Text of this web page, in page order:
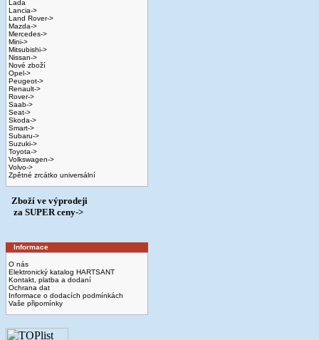
Lada
Lancia->
Land Rover->
Mazda->
Mercedes->
Mini->
Mitsubishi->
Nissan->
Nové zboží
Opel->
Peugeot->
Renault->
Rover->
Saab->
Seat->
Skoda->
Smart->
Subaru->
Suzuki->
Toyota->
Volkswagen->
Volvo->
Zpětné zrcátko universální
Zboží ve výprodeji
­ za SUPER ceny->
Informace
O nás
Elektronický katalog HARTSANT
Kontakt, platba a dodaní
Ochrana dat
Informace o dodacích podmínkách
Vaše připomínky